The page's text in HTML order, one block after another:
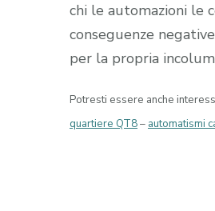
chi le automazioni le
conseguenze
per la propria
Potresti essere anche
quartiere QT8– automatismi